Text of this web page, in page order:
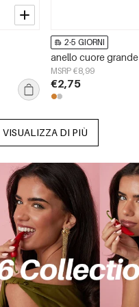
2-5 GIORNI
anello cuore grande
MSRP €8,99
€2,75
VISUALIZZA DI PIÙ